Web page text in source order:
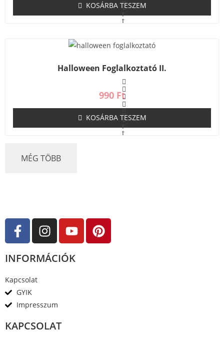
É
r
t
e
l
s
:
0
/
5
KOSÁRBA TESZEM
Halloween Foglalkoztató II.
É
r
t
990 Ft
KOSÁRBA TESZEM
MÉG TÖBB
INFORMÁCIÓK
Kapcsolat
GYIK
Impresszum
KAPCSOLAT